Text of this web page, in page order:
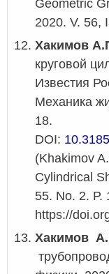
Geometric
2020. V. 56,
Хакимов
круговой
Известия
Механика
18.
DOI:
(Khakimov
Cylindrical
55. No. 2. Р.
https://
Хакимов